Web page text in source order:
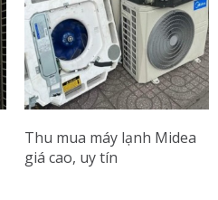
Thu mua máy lạnh Midea
giá cao, uy tín